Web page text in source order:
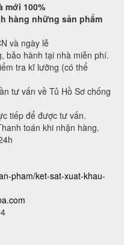
mới 100%
hàng những sản phẩm
và ngày lễ
bảo hành tại nhà miễn phí.
tra kĩ lưỡng (có thể
tư vấn về Tủ Hồ Sơ chống
tiếp để được tư vấn.
toán khi nhận hàng.
pham/ket-sat-xuat-khau-